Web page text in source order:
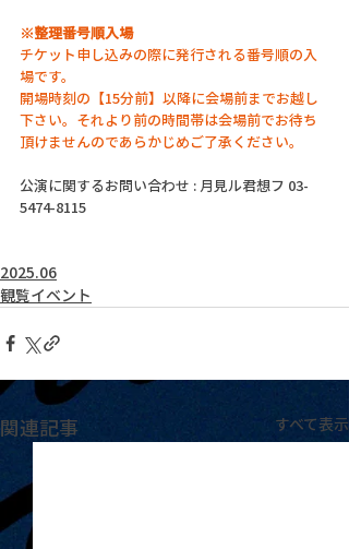
※整理番号順入場
チケット申し込みの際に発行される番号順の入
場です。
開場時刻の【15分前】以降に会場前までお越し
下さい。それより前の時間帯は会場前でお待ち
頂けませんのであらかじめご了承ください。
公演に関するお問い合わせ : 月見ル君想フ 03-
5474-8115
2025.06
観覧イベント
関連記事 すべて表示